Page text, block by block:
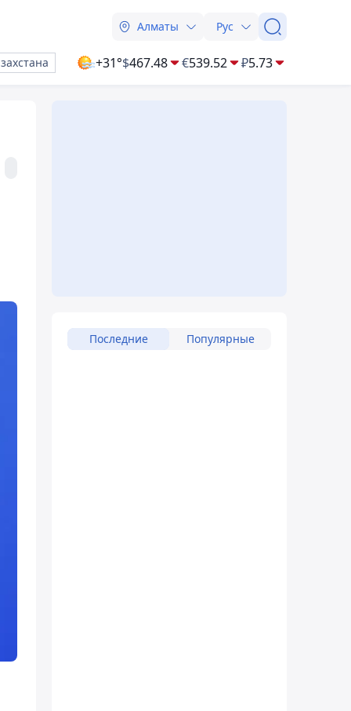
Алматы Рус
+31°$467.48 €539.52 ₽5.73
Последние Популярные